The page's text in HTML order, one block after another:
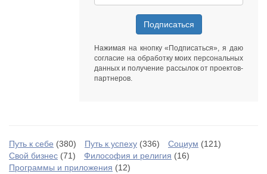
Подписаться
Нажимая на кнопку «Подписаться», я даю
согласие на обработку моих персональных
данных и получение рассылок от проектов-
партнеров.
Путь к себе (380) Путь к успеху (336) Социум (121)
Свой бизнес (71) Философия и религия (16)
Программы и приложения (12)